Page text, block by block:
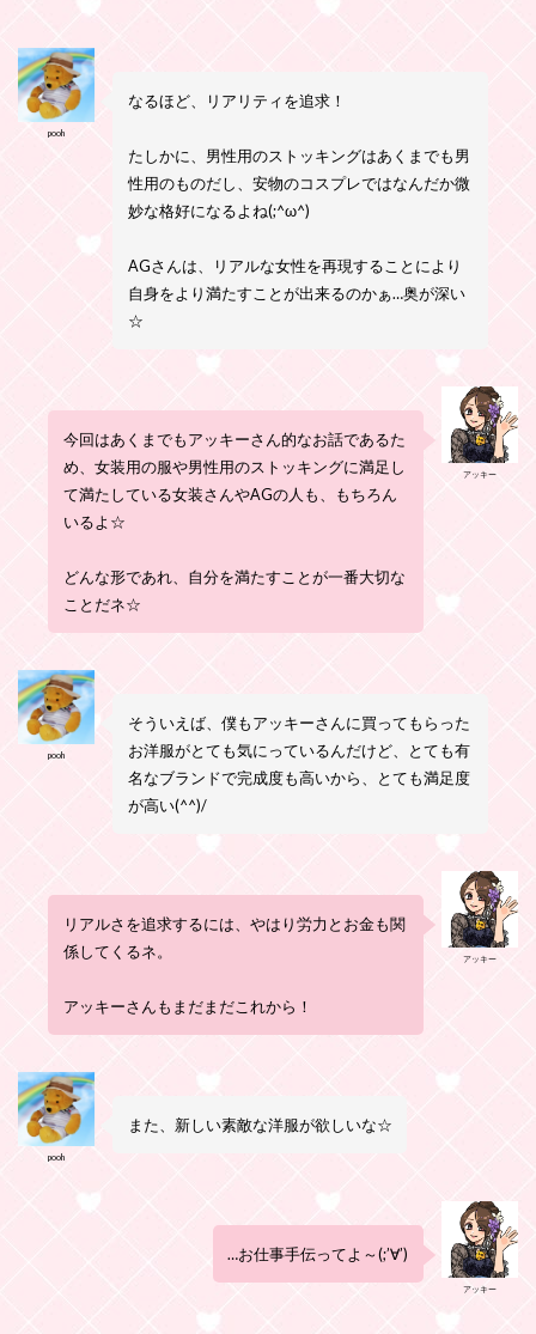
pooh
なるほど、リアリティを追求！
たしかに、男性用のストッキングはあくまでも男
性用のものだし、安物のコスプレではなんだか微
妙な格好になるよね(;^ω^)
AGさんは、リアルな女性を再現することにより
自身をより満たすことが出来るのかぁ…奥が深い
☆
アッキー
今回はあくまでもアッキーさん的なお話であるた
め、女装用の服や男性用のストッキングに満足し
て満たしている女装さんやAGの人も、もちろん
いるよ☆
どんな形であれ、自分を満たすことが一番大切な
ことだネ☆
pooh
そういえば、僕もアッキーさんに買ってもらった
お洋服がとても気にっているんだけど、とても有
名なブランドで完成度も高いから、とても満足度
が高い(^^)/
アッキー
リアルさを追求するには、やはり労力とお金も関
係してくるネ。
アッキーさんもまだまだこれから！
pooh
また、新しい素敵な洋服が欲しいな☆
アッキー
…お仕事手伝ってよ～(;’∀’)